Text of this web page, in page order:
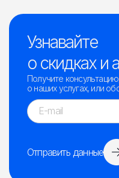
Узнавайте
о скидках и
Получите
о наших услугах, или
Отправить данные